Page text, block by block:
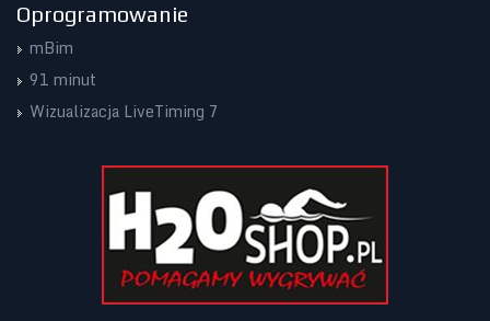
Oprogramowanie
mBim
91 minut
Wizualizacja LiveTiming 7